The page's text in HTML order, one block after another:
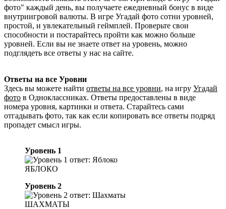
фото" каждый день, вы получаете ежедневный бонус в виде
внутриигровой валюты. В игре Угадай фото сотни уровней,
простой, и увлекательный геймплей. Проверьте свои
способности и постарайтесь пройти как можно больше
уровней. Если вы не знаете ответ на уровень, можно
подглядеть все ответы у нас на сайте.
Ответы на все Уровни
Здесь вы можете найти ответы на все уровни, на игру Угадай
фото в Одноклассниках. Ответы предоставлены в виде
номера уровня, картинки и ответа. Старайтесь сами
отгадывать фото, так как если копировать все ответы подряд
пропадет смысл игры.
Уровень 1
ЯБЛОКО
Уровень 2
ШАХМАТЫ